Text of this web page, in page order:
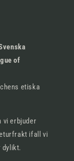
of
etiska
vi erbjuder
ifall vi
dylikt.